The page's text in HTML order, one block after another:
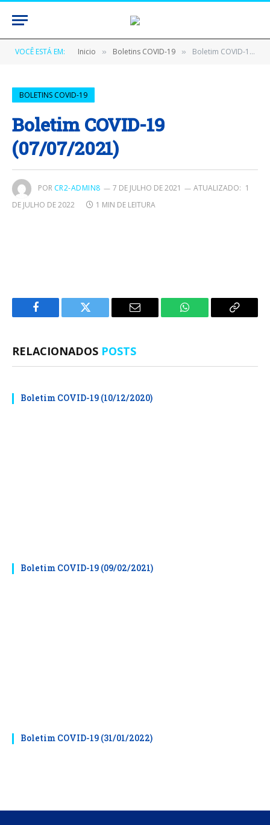
VOCÊ ESTÁ EM: Inicio » Boletins COVID-19 » Boletim COVID-19 (07/07/2021)
BOLETINS COVID-19
Boletim COVID-19
(07/07/2021)
POR CR2-ADMIN8 7 DE JULHO DE 2021 ATUALIZADO: 1
DE JULHO DE 2022
1 MIN DE LEITURA
Facebook Twitter
E-
WhatsApp Copiar
RELACIONADOS POSTS
Boletim COVID-19 (10/12/2020)
Boletim COVID-19 (09/02/2021)
Boletim COVID-19 (31/01/2022)